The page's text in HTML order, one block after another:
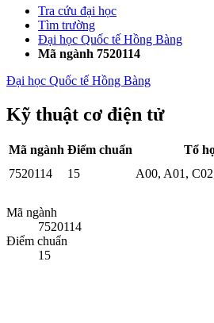
Tra cứu đại học
Tìm trường
Đại học Quốc tế Hồng Bàng
Mã ngành 7520114
Đại học Quốc tế Hồng Bàng
Kỹ thuật cơ điện tử
Mã ngành Điểm chuẩn Tổ
7520114
15 A00, A01, C02
Mã ngành
7520114
Điểm chuẩn
15